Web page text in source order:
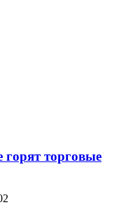
торговые